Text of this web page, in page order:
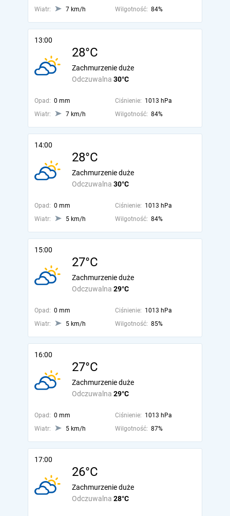
Wiatr:
7 km/h Wilgotność: 84%
13:00
28°C
Odczuwalna 30°C
Zachmurzenie duże
Opad: 0 mm Ciśnienie: 1013 hPa
Wiatr:
7 km/h Wilgotność: 84%
14:00
28°C
Odczuwalna 30°C
Zachmurzenie duże
Opad: 0 mm Ciśnienie: 1013 hPa
Wiatr:
5 km/h Wilgotność: 84%
15:00
27°C
Odczuwalna 29°C
Zachmurzenie duże
Opad: 0 mm Ciśnienie: 1013 hPa
Wiatr:
5 km/h Wilgotność: 85%
16:00
27°C
Odczuwalna 29°C
Zachmurzenie duże
Opad: 0 mm Ciśnienie: 1013 hPa
Wiatr:
5 km/h Wilgotność: 87%
17:00
26°C
Odczuwalna 28°C
Zachmurzenie duże